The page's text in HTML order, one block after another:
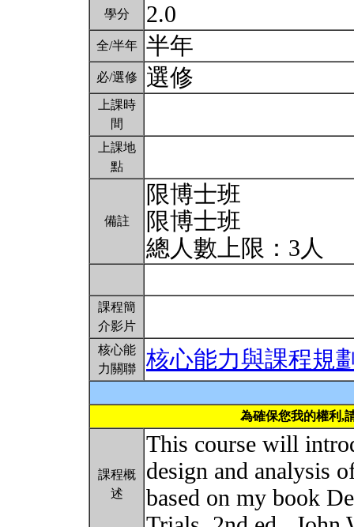
學分 2.0
全/半年 半年
必/選修 選修
上課時
間
上課地
點
備註
限博士班
限博士班
總人數上限：3人
課程簡
介影片
核心能
力關聯
核心能力與課程規
為確保您我的權利,
課程概
述
This course will
design and analysis
based on my book